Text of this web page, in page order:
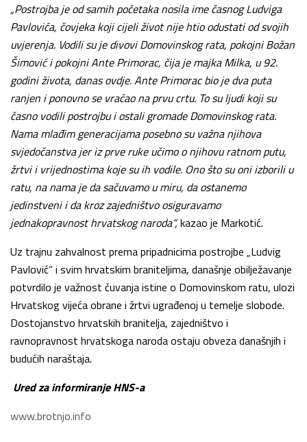
„Postrojba je od samih početaka nosila ime časnog Ludviga
Pavlovića, čovjeka koji cijeli život nije htio odustati od svojih
uvjerenja. Vodili su je divovi Domovinskog rata, pokojni Božan
Šimović i pokojni Ante Primorac, čija je majka Milka, u 92.
godini života, danas ovdje. Ante Primorac bio je dva puta
ranjen i ponovno se vraćao na prvu crtu. To su ljudi koji su
časno vodili postrojbu i ostali gromade Domovinskog rata.
Nama mlađim generacijama posebno su važna njihova
svjedočanstva jer iz prve ruke učimo o njihovu ratnom putu,
žrtvi i vrijednostima koje su ih vodile. Ono što su oni izborili u
ratu, na nama je da sačuvamo u miru, da ostanemo
jedinstveni i da kroz zajedništvo osiguravamo
jednakopravnost hrvatskog naroda“,kazao je Markotić.
Uz trajnu zahvalnost prema pripadnicima postrojbe „Ludvig
Pavlović“ i svim hrvatskim braniteljima, današnje obilježavanje
potvrdilo je važnost čuvanja istine o Domovinskom ratu, ulozi
Hrvatskog vijeća obrane i žrtvi ugrađenoj u temelje slobode.
Dostojanstvo hrvatskih branitelja, zajedništvo i
ravnopravnost hrvatskoga naroda ostaju obveza današnjih i
budućih naraštaja.
Ured za informiranje HNS-a
www.brotnjo.info